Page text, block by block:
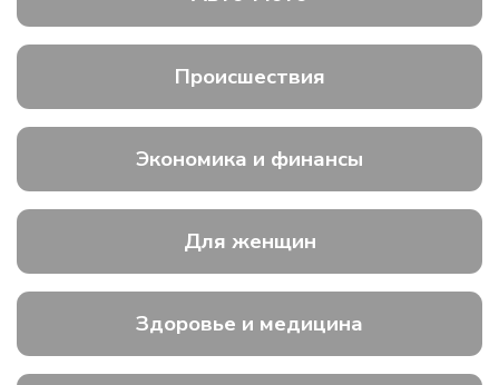
Происшествия
Экономика и финансы
Для женщин
Здоровье и медицина